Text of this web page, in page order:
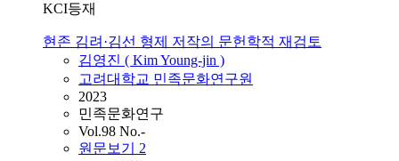
KCI등재
현존 김려·김선 형제 저작의 문헌학적 재검토
김영진 ( KimYoung-jin )
고려대학교 민족문화연구원
2023
민족문화연구
Vol.98 No.-
원문보기 2